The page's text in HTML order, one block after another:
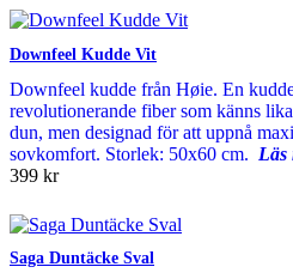
Downfeel Kudde Vit
Downfeel kudde från Høie. En
revolutionerande fiber som känns
dun, men designad för att uppnå
sovkomfort. Storlek: 50x60 cm. Läs
399 kr
Saga Duntäcke Sval